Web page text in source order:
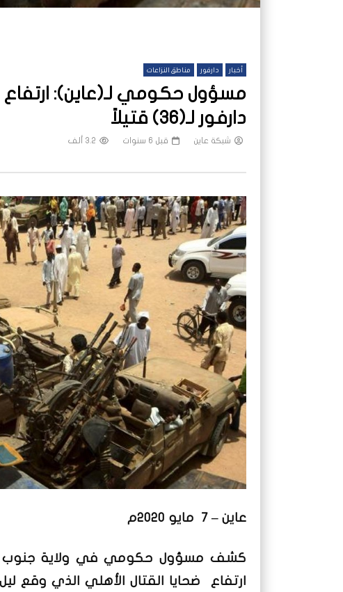
أخبار دارفور مناطق النزاعات
مسؤول حكومي لـ(عاين): ارتفاع
دارفور لـ(36) قتيلاً
شبكة عاين قبل 6 سنوات 3.2 ألف
عاين – 7 مايو 2020م
كشف مسؤول حكومي في ولاية جنوب